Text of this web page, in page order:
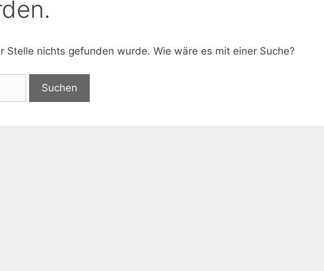
Stelle nichts gefunden wurde. Wie wäre es mit einer Suche?